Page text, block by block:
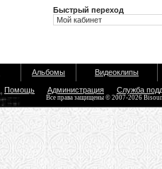
Быстрый переход
Альбомы Видеоклипы
Помощь Администрация Служба
Все права защищены © 2007-2026